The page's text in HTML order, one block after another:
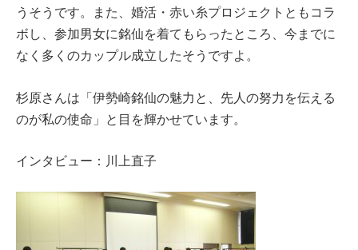
うそうです。また、婚活・赤い糸プロジェクトともコラ
ボし、参加男女に銘仙を着てもらったところ、今までに
なく多くのカップル成立したそうですよ。
杉原さんは「伊勢崎銘仙の魅力と、先人の努力を伝える
のが私の使命」と目を輝かせています。
インタビュー：川上直子